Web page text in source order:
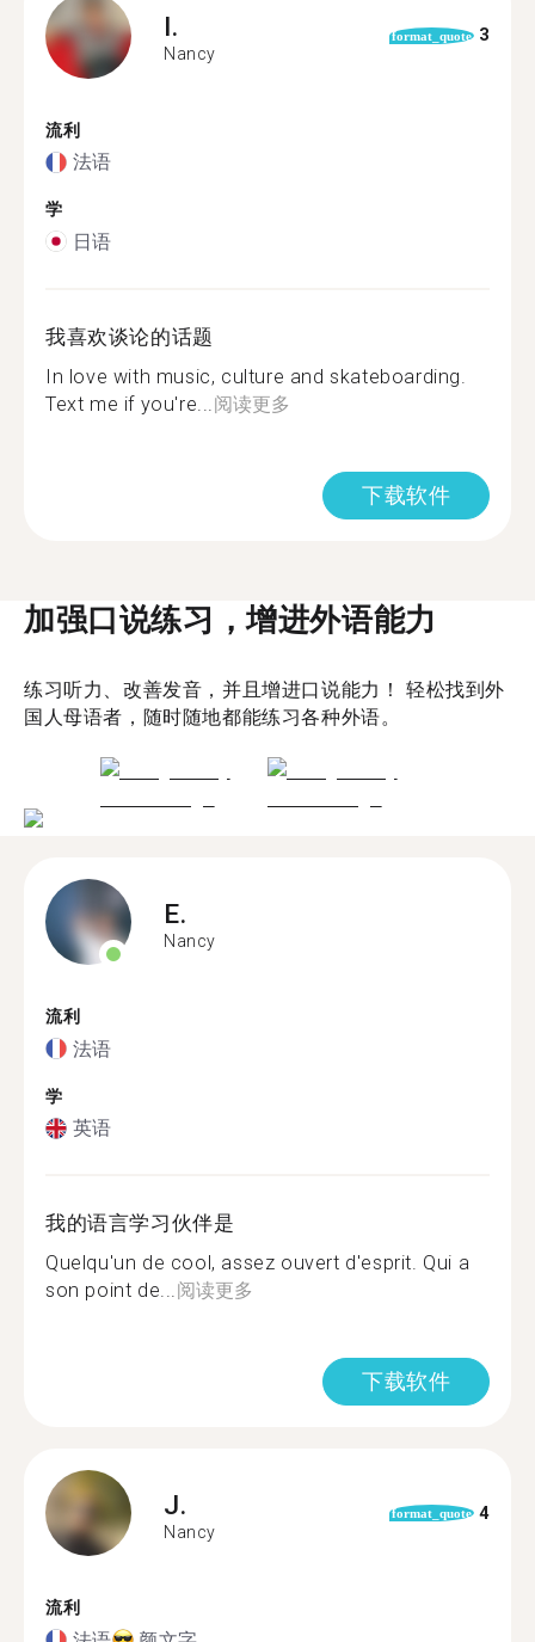
I.
Nancy
format_quote 3
流利
法语
学
日语
我喜欢谈论的话题
In love with music, culture and skateboarding.
Text me if you're... 阅读更多
下载软件
加强口说练习，增进外语能力
练习听力、改善发音，并且增进口说能力！ 轻松找到外
国人母语者，随时随地都能练习各种外语。
E.
Nancy
流利
法语
学
英语
我的语言学习伙伴是
Quelqu'un de cool, assez ouvert d'esprit. Qui a
son point de...阅读更多
下载软件
J.
Nancy
format_quote 4
流利